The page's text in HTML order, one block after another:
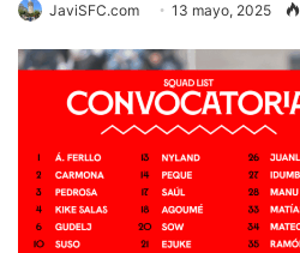
JaviSFC.com 13 mayo, 2025